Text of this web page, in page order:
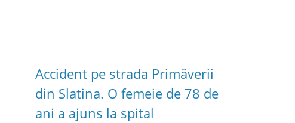
Accident pe strada Primăverii
din Slatina. O femeie de 78 de
ani a ajuns la spital